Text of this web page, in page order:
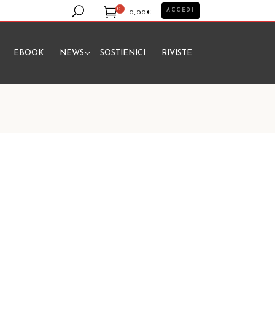
0
0,00€
prodotto nel carrello.
ACCEDI
EBOOK NEWS SOSTIENICI RIVISTE